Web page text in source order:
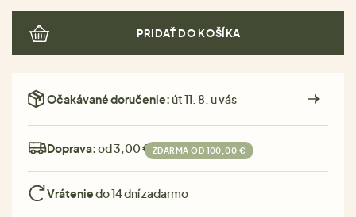
PRIDAŤ DO KOŠÍKA
Očakávané doručenie:út 11. 8. u vás
Doprava:od 3,00 € ZDARMA OD 100,00 €
Vráteniedo 14 dní zadarmo